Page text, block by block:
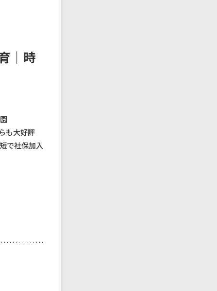
｜時
も大好評
で社保加入